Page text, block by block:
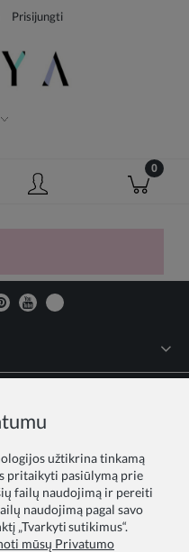
Prisijungti
versiją
Premium
užtikrina tinkamą
pritaikyti pasiūlymą prie
failų naudojimą ir pereiti
naudojimą pagal savo
„Tvarkyti sutikimus“.
mūsų Privatumo